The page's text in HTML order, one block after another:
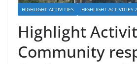
HIGHLIGHT ACTIVITIES HIGHLIGHT ACTIVITIES
Highlight
Community